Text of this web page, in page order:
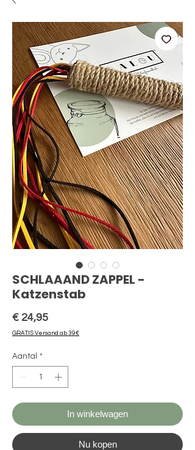
SCHLAAAND ZAPPEL -
Katzenstab
€ 24,95Prijs
GRATIS Versand ab 39€
Aantal *
In winkelwagen
Nu kopen